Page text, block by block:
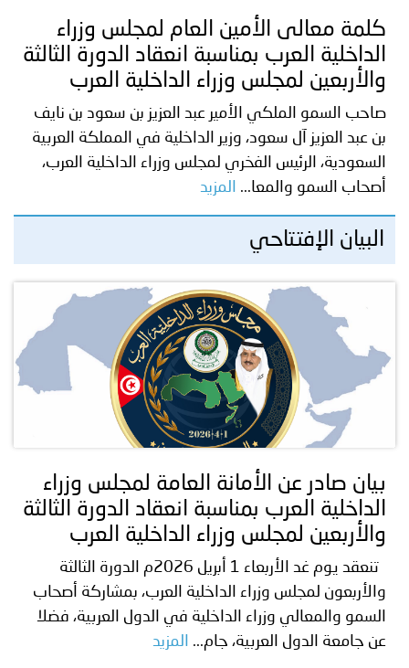
أصداء
الأمانة
إعلانات
نحن
اتصل
كلمة معالى الأمين العام لمجلس وزراء
الداخلية العرب بمناسبة انعقاد الدورة الثالثة
والأربعين لمجلس وزراء الداخلية العرب
صاحب السمو الملكي الأمير عبد العزيز بن سعود بن نايف
بن عبد العزيز آل سعود، وزير الداخلية في المملكة العربية
السعودية، الرئيس الفخري لمجلس وزراء الداخلية العرب،
أصحاب السمو والمعا...
المزيد
البيان الإفتتاحي
بيان صادر عن الأمانة العامة لمجلس وزراء
الداخلية العرب بمناسبة انعقاد الدورة الثالثة
والأربعين لمجلس وزراء الداخلية العرب
تنعقد يوم غد الأربعاء 1 أبريل 2026م الدورة الثالثة
والأربعون لمجلس وزراء الداخلية العرب، بمشاركة أصحاب
السمو والمعالي وزراء الداخلية في الدول العربية، فضلا
عن جامعة الدول العربية، جام...
المزيد